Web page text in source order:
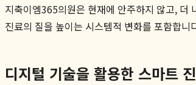
지축이엠365의원은 현재에 안주하지 않고, 더
진료의 질을 높이는 시스템적 변화를 포함합
디지털 기술을 활용한 스마트